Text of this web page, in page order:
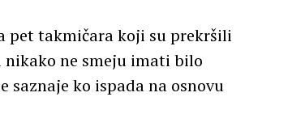
pet takmičara koji su prekršili
ne smeju imati bilo
saznaje ko ispada na osnovu